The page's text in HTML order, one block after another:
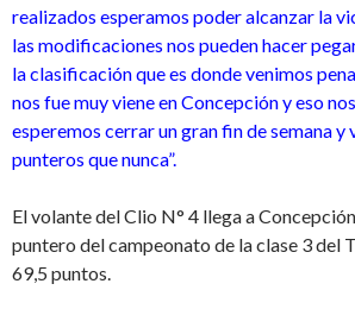
realizados esperamos poder alcanzar la
las modificaciones nos pueden hacer
la clasificación que es donde venimos
nos fue muy viene en Concepción y eso
esperemos cerrar un gran fin de semana y
punteros que nunca”.
El volante del Clio N° 4 llega a
puntero del campeonato de la clase 3 del
69,5 puntos.